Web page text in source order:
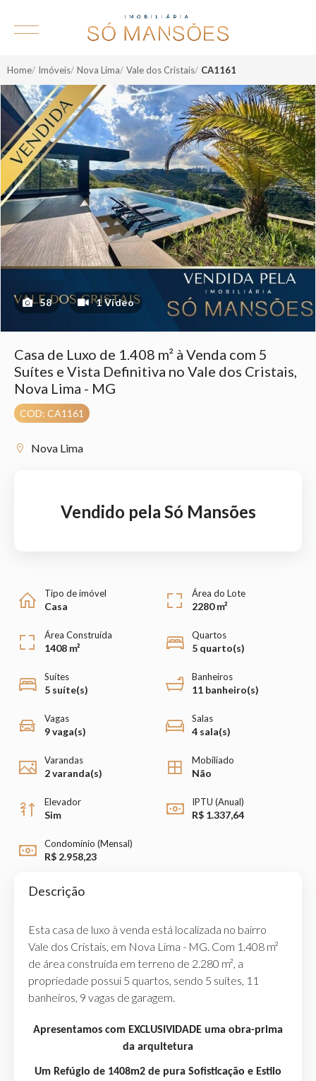
Home Imóveis Nova Lima Vale dos Cristais CA1161
58 1 Vídeo
Casa de Luxo de 1.408 m² à Venda com 5
Suítes e Vista Definitiva no Vale dos Cristais,
Nova Lima - MG
COD: CA1161
Nova Lima
Vendido pela Só Mansões
Tipo de imóvel
Casa
Área do Lote
2280 m²
Área Construída
1408 m²
Quartos
5 quarto(s)
Suítes
5 suíte(s)
Banheiros
11 banheiro(s)
Vagas
9 vaga(s)
Salas
4 sala(s)
Varandas
2 varanda(s)
Mobiliado
Não
Elevador
Sim
IPTU (Anual)
R$ 1.337,64
Condomínio (Mensal)
R$ 2.958,23
Descrição
Esta casa de luxo à venda está localizada no bairro
Vale dos Cristais, em Nova Lima - MG. Com 1.408 m²
de área construída em terreno de 2.280 m², a
propriedade possui 5 quartos, sendo 5 suítes, 11
banheiros, 9 vagas de garagem.
Apresentamos com EXCLUSIVIDADE uma obra-prima
da arquitetura
Um Refúgio de 1408m2 de pura Sofisticação e Estilo